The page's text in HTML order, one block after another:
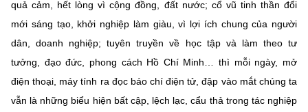
Email:stc@mst.gov.vn
©2026 Bản quyền thuộc Bộ Khoa Học và Công Nghệ
(Ghi rõ nguồn "https://mst.gov.vn" khi phát hành lại thông tin từ
quả cảm, hết lòng vì cộng đồng, đất nước; cổ vũ tinh thần đổi
mới sáng tạo, khởi nghiệp làm giàu, vì lợi ích chung của người
dân, doanh nghiệp; tuyên truyền về học tập và làm theo tư
tưởng, đạo đức, phong cách Hồ Chí Minh… thì mỗi ngày, mở
điện thoại, máy tính ra đọc báo chí điện tử, đập vào mắt chúng ta
vẫn là những biểu hiện bất cập, lệch lạc, cẩu thả trong tác nghiệp